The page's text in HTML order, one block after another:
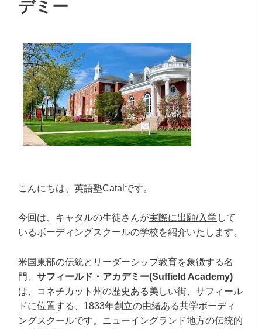
デミー
こんにちは、英語塾Catalです。
今回は、キャタルの生徒さんが実際に出願/入学 して
いるボーディングスクールの学校を紹介いたします。
米国東部の伝統とリーダーシップ教育を象徴する名
門、 サフィールド・アカデミー(Suffield Academy)
は、コネチカット州の歴史ある美しい街、サフィール
ドに位置する、1833年創立の由緒ある共学ボーディ
ングスクールです。ニューイングランド地方の伝統的